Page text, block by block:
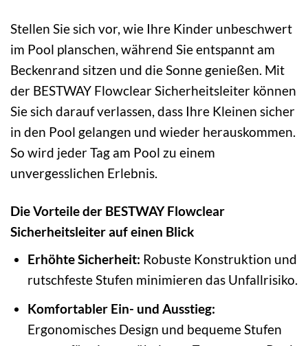
Stellen Sie sich vor, wie Ihre Kinder unbeschwert
im Pool planschen, während Sie entspannt am
Beckenrand sitzen und die Sonne genießen. Mit
der BESTWAY Flowclear Sicherheitsleiter können
Sie sich darauf verlassen, dass Ihre Kleinen sicher
in den Pool gelangen und wieder herauskommen.
So wird jeder Tag am Pool zu einem
unvergesslichen Erlebnis.
Die Vorteile der BESTWAY Flowclear
Sicherheitsleiter auf einen Blick
Erhöhte Sicherheit: Robuste Konstruktion und
rutschfeste Stufen minimieren das Unfallrisiko.
Komfortabler Ein- und Ausstieg:
Ergonomisches Design und bequeme Stufen